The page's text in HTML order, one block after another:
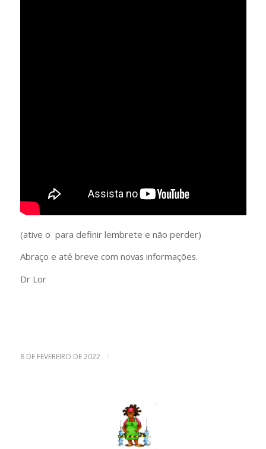
(ative o para definir lembrete e não perder)
Abraço e até breve com novas informações.
Dr Lor
8 DE FEVEREIRO DE 2022 /